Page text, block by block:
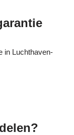
in Luchthaven-